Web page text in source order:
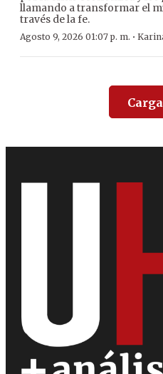
llamando a transformar el
través de la fe.
Agosto 9, 2026 01:07 p. m. ·